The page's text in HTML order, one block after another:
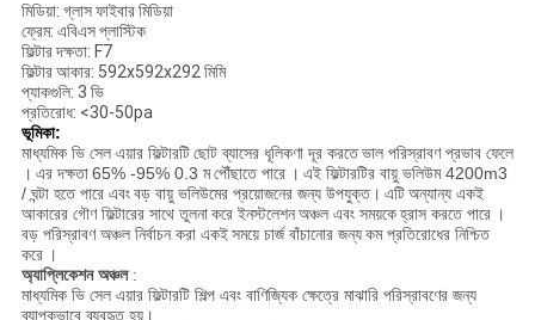
মিডিয়া: গ্লাস ফাইবার মিডিয়া
ফ্রেম: এবিএস প্লাস্টিক
ফিল্টার দক্ষতা: F7
ফিল্টার আকার: 592x592x292 মিমি
প্যাকগুলি: 3 ভি
প্রতিরোধ: <30-50pa
ভূমিকা:
মাধ্যমিক ভি সেল এয়ার ফিল্টারটিছোট ব্যাসের ধূলিকণা দূর করতেভাল পরিস্রাবণ প্রভাব ফেলে
। এর দক্ষতা65% -95% 0.3 মপৌঁছাতে পারে । এই ফিল্টারটির বায়ু ভলিউম 4200m3
/ ঘন্টা হতে পারে এবংবড় বায়ু ভলিউমের প্রয়োজনের জন্য উপযুক্ত। এটিঅন্যান্য একই
আকারের গৌণ ফিল্টারের সাথে তুলনাকরে ইনস্টলেশনঅঞ্চল এবং সময়কেহ্রাস করতে পারে ।
বড় পরিস্রাবণ অঞ্চল নির্বাচন করা একইসময়ে চার্জ বাঁচানোর জন্যকম প্রতিরোধের নিশ্চিত
করে ।
অ্যাপ্লিকেশন অঞ্চল:
মাধ্যমিক ভি সেল এয়ার ফিল্টারটি শিল্প এবং বাণিজ্যিক ক্ষেত্রে মাঝারি পরিস্রাবণের জন্য
ব্যাপকভাবে ব্যবহৃত হয়।